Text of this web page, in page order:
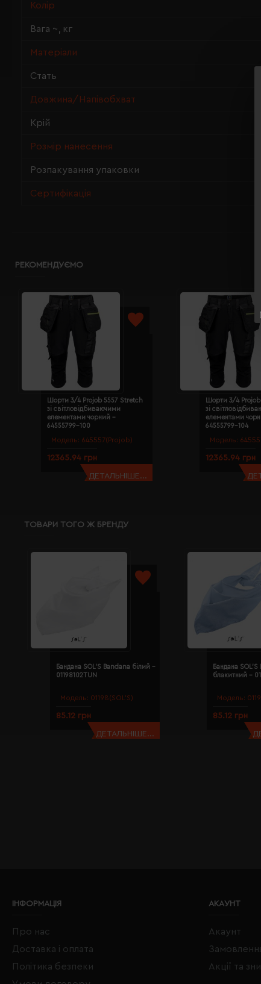
Колір
Вага ~, кг
Матеріали
Стать
Довжина/Напівобхват
Крій
Розмір нанесення
Розпакування упаковки
Сертифікація
РЕКОМЕНДУЄМО
Модель: 645557(Projob)
Шорти 3/4 Projob 5557 Stretch
зі світловідбиваючими
елементами чорний -
64555799-100
12365.94 грн
ДЕТАЛЬНІШЕ...
Модель:
Шорти 3/4
зі
елементами
64555799-104
12365.94 грн
ТОВАРИ ТОГО Ж БРЕНДУ
Модель: 01198(SOL’S)
Бандана SOL'S Bandana білий -
01198102TUN
85.12 грн
ДЕТАЛЬНІШЕ...
Модель:
Бандана SOL'S
блакитний -
85.12 грн
ІНФОРМАЦІЯ
Про нас
Доставка і оплата
Політика безпеки
АКАУНТ
Акаунт
Акції та